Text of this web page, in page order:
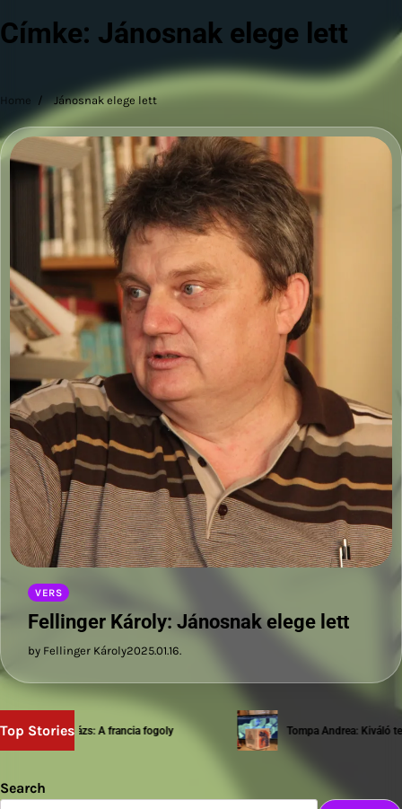
Címke: Jánosnak elege lett
Home Jánosnak elege lett
VERS
Fellinger Károly: Jánosnak elege lett
by Fellinger Károly2025.01.16.
Top Stories
Sziwery Balázs: A francia fogoly Tompa Andrea: Kiváló
Search